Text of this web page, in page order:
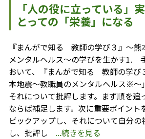
「人の役に立っている」
とっての「栄養」になる
『まんがで知る 教師の学び３』～熊
メンタルヘルス～の学びを生かす1.
おいて、『まんがで知る 教師の学
本地震～教職員のメンタルヘルス※～
それについて批評します。まず順を追
ならば補足します。次に重要ポイント
ピックアップし、それについて自分の
し、批評し ...続きを見る